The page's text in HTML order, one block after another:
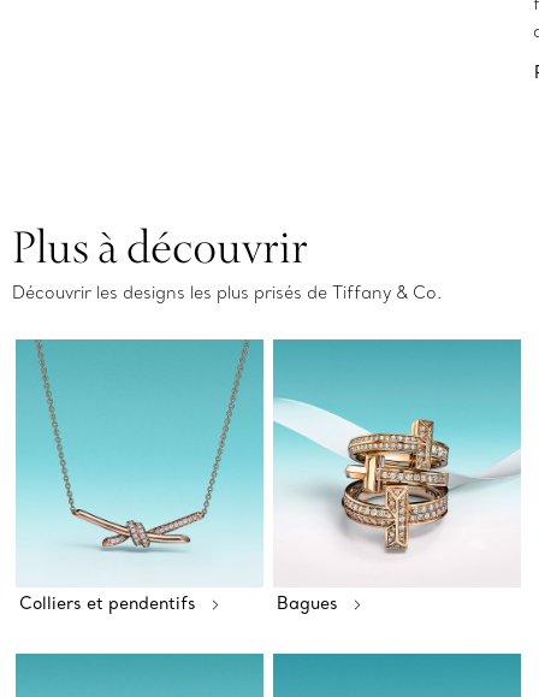
Plus à découvrir
Découvrir les designs les plus prisés de Tiffany & Co.
Colliers et pendentifs Bagues